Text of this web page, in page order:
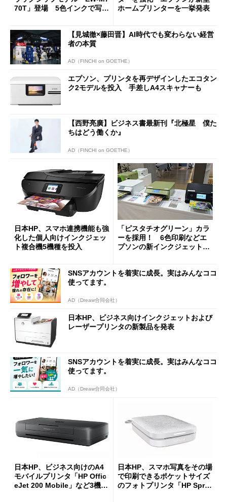
70T」登場 5色インクで写真
ホームプリンターを一挙発表
【見城徹×藤田晋】AI時代でも変わらない経営
者の本質
AD（FINCHI on GOETHE）
エプソン、プリンタを再デザインしたエコタン
ク2モデルを投入 手差しA4スキャナーも
【西野亮廣】ビジネス書最新刊『北極星 僕た
ちはどう働くか』
AD（FINCHI on GOETHE）
日本HP、スマホ連携機能も強
化した個人向けインクジェッ
ト複合機5機種を投入
「ピスタチオグリーン」カラ
ーを採用！ 6色印刷などエ
プソンの新インクジェットプ
SNSアカウントを着実に成長。実はみんなココ
使ってます。
AD（Dreaw合同会社）
日本HP、ビジネス向けインクジェットおよび
レーザープリンタの新製品を発表
SNSアカウントを着実に成長。実はみんなココ
使ってます。
AD（Dreaw合同会社）
日本HP、ビジネス向けのA4
モバイルプリンタ「HP Offic
eJet 200 Mobile」など3機種
日本HP、スマホ写真をその場
で印刷できるポケットサイズ
のフォトプリンタ「HP Spro